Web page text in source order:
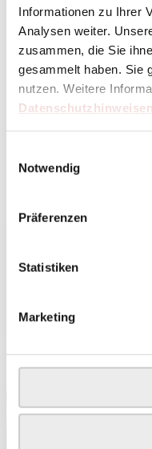
Informationen zu Ihrer
Analysen weiter.
zusammen, die Sie
gesammelt haben. Sie
nutzen. Weitere
Datenschutzhinweisen
Notwendig
Präferenzen
Statistiken
Marketing